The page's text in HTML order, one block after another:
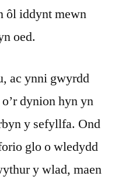
ôl iddynt mewn
oed.
ac ynni gwyrdd
dynion hyn yn
y sefyllfa. Ond
glo o wledydd
y wlad, maen